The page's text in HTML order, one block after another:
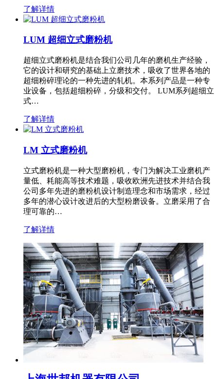
了解详情
LUM 超细立式磨粉机
超细立式磨粉机是结合我们公司几年的磨机生产经验，
它的设计和研究的基础上立磨技术，吸收了世界各地的
超细粉碎理论的一种先进的轧机。本系列产品是一种专
业设备，包括超细粉碎，分级和交付。 LUM系列超细立
式…
了解详情
LM 立式磨粉机
立式磨粉机是一种大型磨粉机，专门为解决工业磨机产
量低、耗能高等技术难题，吸收欧洲先进技术并结合我
公司多年先进的磨粉机设计制造理念和市场需求，经过
多年的潜心设计改进后的大型粉磨设备。立磨采用了合
理可靠的…
了解详情